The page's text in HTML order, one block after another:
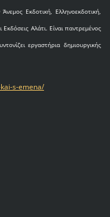
Εκδοτική, Ελληνοεκδοτική,
Αλάτι. Είναι παντρεμένος
εργαστήρια δημιουργικής
s-emena/